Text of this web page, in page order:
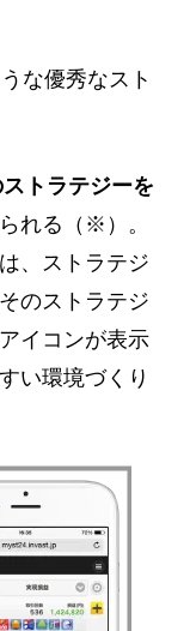
な優秀なスト
トラテジーを
れる（※）。
、ストラテジ
のストラテジ
イコンが表示
い環境づくり